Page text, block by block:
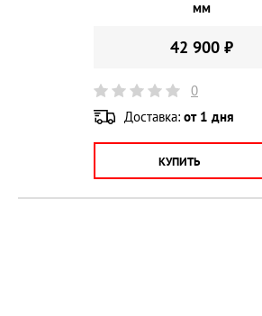
мм
42 900 ₽
0
Доставка: от 1 дня
КУПИТЬ